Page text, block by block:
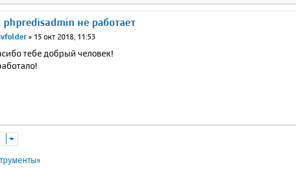
phpredisadmin не работает
» 15 окт 2018, 11:53
тебе добрый человек!